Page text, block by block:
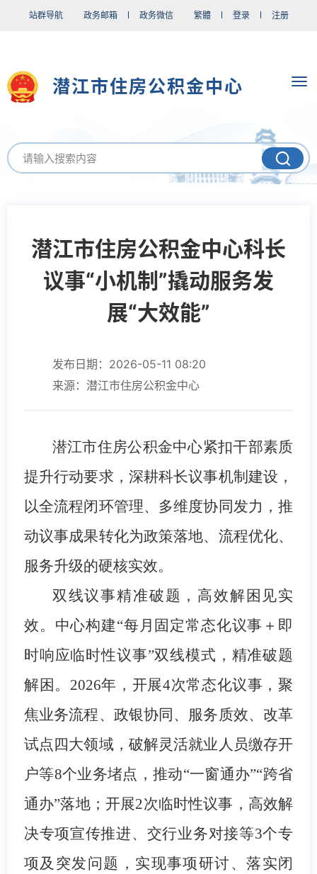
站群导航 政务邮箱 政务微信 繁體 登录 注册
潜江市住房公积金中心
潜江市住房公积金中心科长
议事“小机制”撬动服务发
展“大效能”
发布日期：2026-05-11 08:20
来源：潜江市住房公积金中心
潜江市住房公积金中心紧扣干部素质
提升行动要求，深耕科长议事机制建设，
以全流程闭环管理、多维度协同发力，推
动议事成果转化为政策落地、流程优化、
服务升级的硬核实效。
双线议事精准破题，高效解困见实
效。 中心构建“每月固定常态化议事＋即
时响应临时性议事”双线模式，精准破题
解困。2026年，开展4次常态化议事，聚
焦业务流程、政银协同、服务质效、改革
试点四大领域，破解灵活就业人员缴存开
户等8个业务堵点，推动“一窗通办”“跨省
通办”落地；开展2次临时性议事，高效解
决专项宣传推进、交行业务对接等3个专
项及突发问题，实现事项研讨、落实闭